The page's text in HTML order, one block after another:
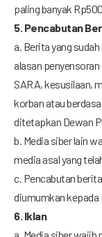
paling banyak
5. Pencabutan
a. Berita yang
alasan
SARA, kesusilaan,
korban atau
ditetapkan Dewan
b. Media siber lain
media asal yang
c. Pencabutan
diumumkan kepada
6. Iklan